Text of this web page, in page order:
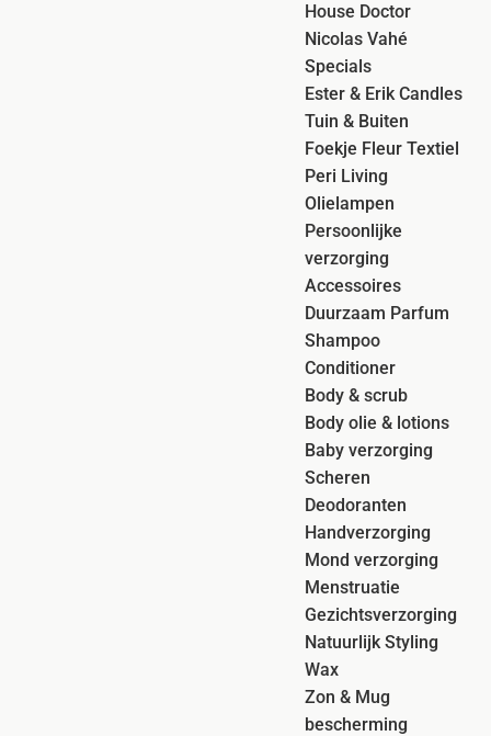
House Doctor
Nicolas Vahé
Specials
Ester & Erik Candles
Tuin & Buiten
Foekje Fleur Textiel
Peri Living
Olielampen
Persoonlijke
verzorging
Accessoires
Duurzaam Parfum
Shampoo
Conditioner
Body & scrub
Body olie & lotions
Baby verzorging
Scheren
Deodoranten
Handverzorging
Mond verzorging
Menstruatie
Gezichtsverzorging
Natuurlijk Styling
Wax
Zon & Mug
bescherming